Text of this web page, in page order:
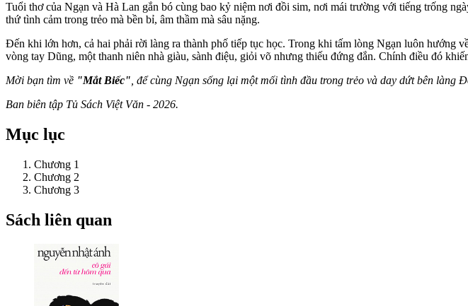
Tuổi thơ của Ngạn và Hà Lan gắn bó cùng bao kỷ niệm nơi đồi sim, nơi mái trường với tiếng trống
thứ tình cảm trong trẻo mà bền bỉ, âm thầm mà sâu nặng.
Đến khi lớn hơn, cả hai phải rời làng ra thành phố tiếp tục học. Trong khi tấm lòng Ngạn luôn hướng
vòng tay Dũng, một thanh niên nhà giàu, sành điệu, giỏi võ nhưng thiếu đứng đắn. Chính điều đó
Mời bạn tìm về "Mắt Biếc" , để cùng Ngạn sống lại một mối tình đầu trong trẻo và day dứt bên làng
Ban biên tập Tủ Sách Việt Văn - 2026.
Mục lục
Chương 1
Chương 2
Chương 3
Sách liên quan